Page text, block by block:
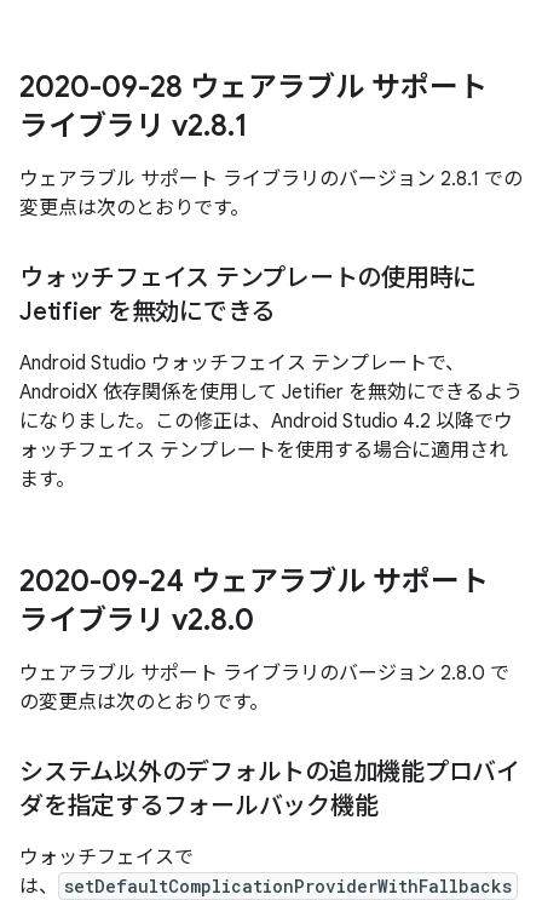
2020-09-28 ウェアラブル サポート
ライブラリ v2.8.1
ウェアラブル サポート ライブラリのバージョン 2.8.1 での
変更点は次のとおりです。
ウォッチフェイス テンプレートの使用時に
Jetifier を無効にできる
Android Studio ウォッチフェイス テンプレートで、
AndroidX 依存関係を使用して Jetifier を無効にできるよう
になりました。この修正は、Android Studio 4.2 以降でウ
ォッチフェイス テンプレートを使用する場合に適用され
ます。
2020-09-24 ウェアラブル サポート
ライブラリ v2.8.0
ウェアラブル サポート ライブラリのバージョン 2.8.0 で
の変更点は次のとおりです。
システム以外のデフォルトの追加機能プロバイ
ダを指定するフォールバック機能
ウォッチフェイスで
は、
setDefaultComplicationProviderWithFallbacks